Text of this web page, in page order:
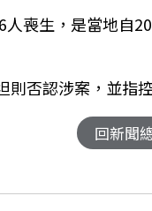
人喪生，是當地自
否認涉案，並指
回新聞